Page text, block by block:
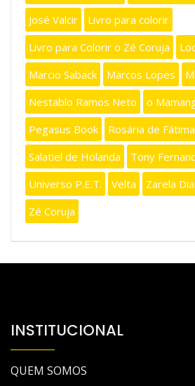
José Valcir
Livro para colorir
Livro para Colorir o Zé Coruja
Marcio Saback
Marcos Lopes
Nestablo Ramos Neto
o
Pegasus Book
Rosária de Fátima
Salatiel de Holanda
Tony
Universo P.E.T.
Velta Zarela
Zé Coruja
INSTITUCIONAL
QUEM SOMOS